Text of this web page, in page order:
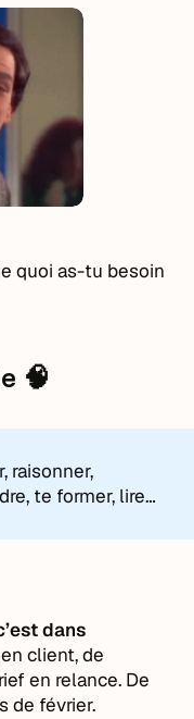
quoi as-tu besoin
🧠
raisonner,
te former, lire…
dans
client, de
en relance. De
de février.